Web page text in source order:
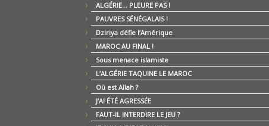
ALGÉRIE… PLEURE PAS !
PAUVRES SÉNÉGALAIS !
Dziriya défie l’Amérique
MAROC AU FINAL !
Sous menace islamiste
L’ALGÉRIE TAQUINE LE MAROC
Où est Allah ?
J’AI ÉTÉ AGRESSÉE
FAUT-IL INTERDIRE LE JEU ?